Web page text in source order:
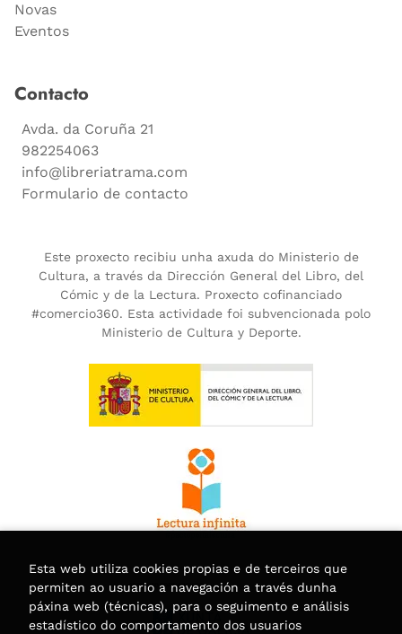
Novas
Eventos
Contacto
Avda. da Coruña 21
982254063
info@libreriatrama.com
Formulario de contacto
Este proxecto recibiu unha axuda do Ministerio de
Cultura, a través da Dirección General del Libro, del
Cómic y de la Lectura. Proxecto cofinanciado
#comercio360. Esta actividade foi subvencionada polo
Ministerio de Cultura y Deporte.
Esta web utiliza cookies propias e de terceiros que
permiten ao usuario a navegación a través dunha
páxina web (técnicas), para o seguimento e análisis
estadístico do comportamento dos usuarios